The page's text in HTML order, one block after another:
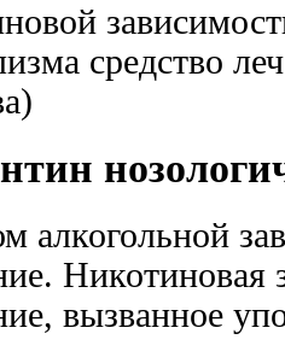
средство
алкогольной
Никотиновая
вызванное